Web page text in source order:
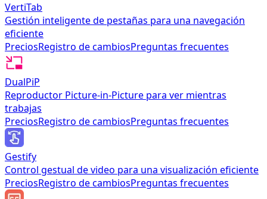
VertiTab
Gestión inteligente de pestañas para una navegación
eficiente
PreciosRegistro de cambiosPreguntas frecuentes
DualPiP
Reproductor Picture-in-Picture para ver mientras
trabajas
PreciosRegistro de cambiosPreguntas frecuentes
Gestify
Control gestual de video para una visualización eficiente
PreciosRegistro de cambiosPreguntas frecuentes